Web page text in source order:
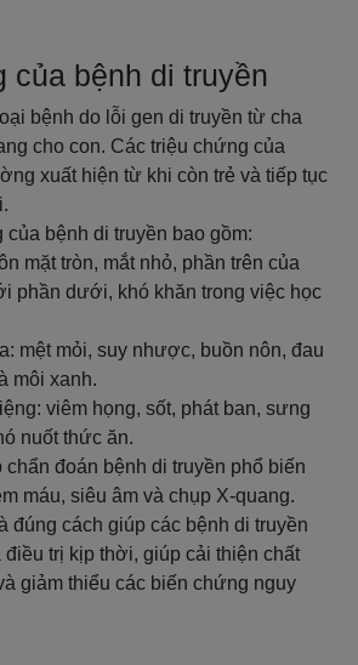
của bệnh di truyền
bệnh do lỗi gen di truyền từ cha
cho con. Các triệu chứng của
xuất hiện từ khi còn trẻ và tiếp tục
của bệnh di truyền bao gồm:
mặt tròn, mắt nhỏ, phần trên của
phần dưới, khó khăn trong việc học
mệt mỏi, suy nhược, buồn nôn, đau
môi xanh.
viêm họng, sốt, phát ban, sưng
nuốt thức ăn.
đoán bệnh di truyền phổ biến
máu, siêu âm và chụp X-quang.
đúng cách giúp các bệnh di truyền
trị kịp thời, giúp cải thiện chất
giảm thiểu các biến chứng nguy